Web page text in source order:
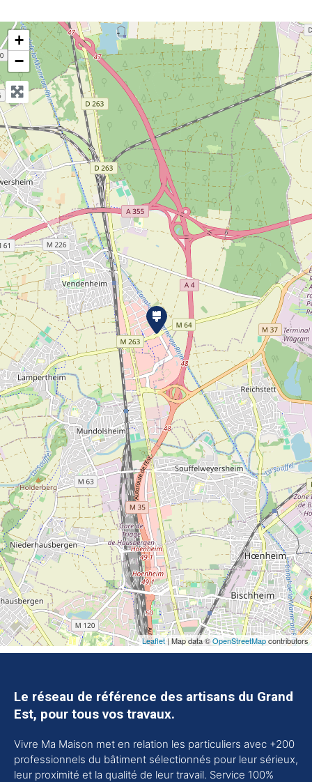
+
−
Leaflet| Map data ©OpenStreetMapcontributors
Le réseau de référence des artisans du Grand
Est, pour tous vos travaux.
Vivre Ma Maison met en relation les particuliers avec +200
professionnels du bâtiment sélectionnés pour leur sérieux,
leur proximité et la qualité de leur travail. Service 100%